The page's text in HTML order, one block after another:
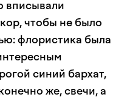
вписывали
чтобы не было
флористика была
синий бархат,
же, свечи, а